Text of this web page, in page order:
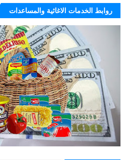
روابط الخدمات الاغاثية والمساعدات